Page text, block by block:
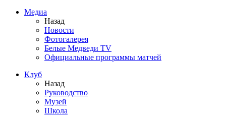
Медиа
Назад
Новости
Фотогалерея
Белые Медведи TV
Официальные программы матчей
Клуб
Назад
Руководство
Музей
Школа